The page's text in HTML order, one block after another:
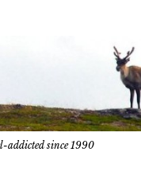
addicted since 1990